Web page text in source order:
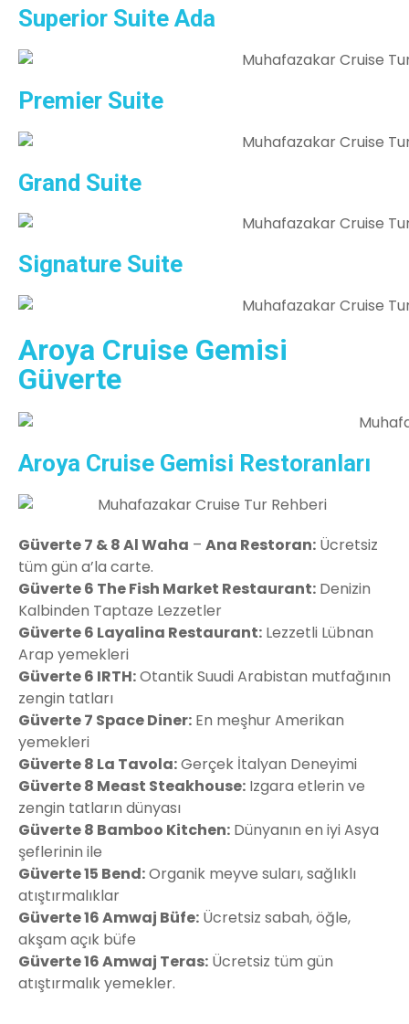
Superior Suite Ada
Premier Suite
Grand Suite
Signature Suite
Aroya Cruise Gemisi
Güverte
Aroya Cruise Gemisi Restoranları
Güverte 7 & 8 Al Waha – Ana Restoran: Ücretsiz
tüm gün a’la carte.
Güverte 6 The Fish Market Restaurant: Denizin
Kalbinden Taptaze Lezzetler
Güverte 6 Layalina Restaurant: Lezzetli Lübnan
Arap yemekleri
Güverte 6 IRTH:Otantik Suudi Arabistan mutfağının
zengin tatları
Güverte 7 Space Diner: En meşhur Amerikan
yemekleri
Güverte 8 La Tavola:Gerçek İtalyan Deneyimi
Güverte 8 Meast Steakhouse: Izgara etlerin ve
zengin tatların dünyası
Güverte 8 Bamboo Kitchen: Dünyanın en iyi Asya
şeflerinin ile
Güverte 15 Bend:Organik meyve suları, sağlıklı
atıştırmalıklar
Güverte 16 Amwaj Büfe: Ücretsiz sabah, öğle,
akşam açık büfe
Güverte 16 Amwaj Teras: Ücretsiz tüm gün
atıştırmalık yemekler.